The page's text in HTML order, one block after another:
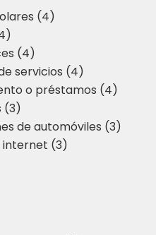
(4)
(4)
servicios (4)
o préstamos (4)
(3)
de automóviles (3)
internet (3)